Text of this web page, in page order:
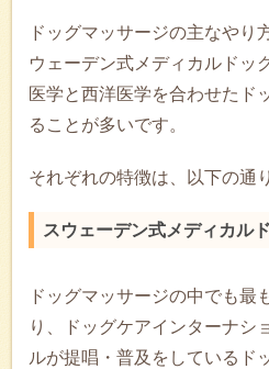
ドッグマッサージの主なやり
ウェーデン式メディカルドッ
医学と西洋医学を合わせたド
ることが多いです。
それぞれの特徴は、以下の通
スウェーデン式メディカル
ドッグマッサージの中でも最
り、ドッグケアインターナシ
ルが提唱・普及をしているド